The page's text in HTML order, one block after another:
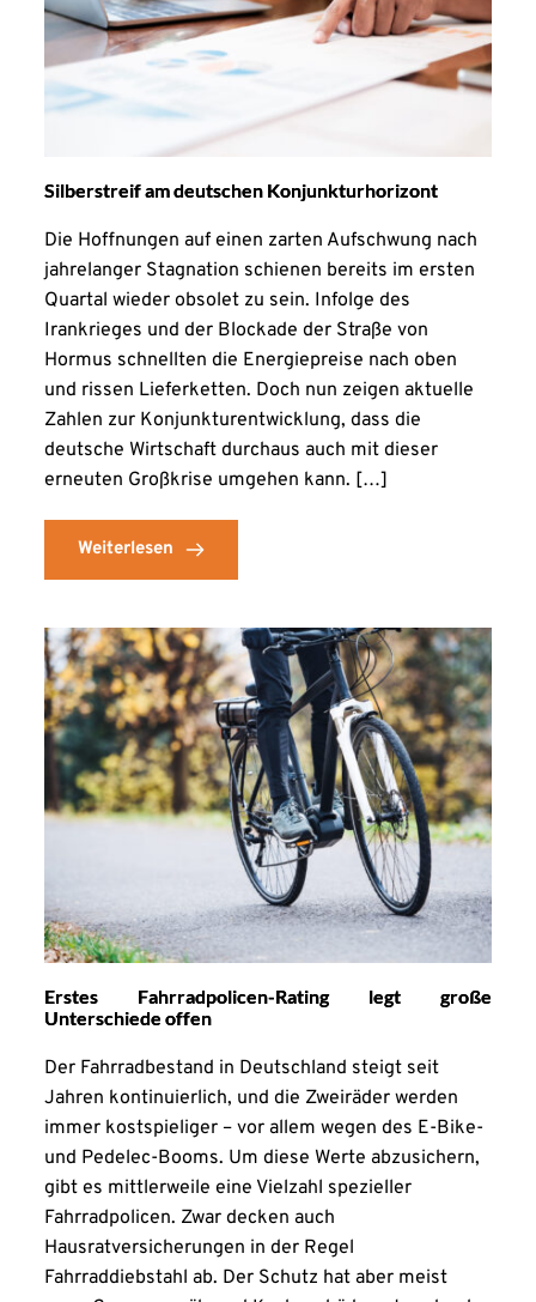
Silberstreif am deutschen Konjunkturhorizont
Die Hoffnungen auf einen zarten Aufschwung nach
jahrelanger Stagnation schienen bereits im ersten
Quartal wieder obsolet zu sein. Infolge des
Irankrieges und der Blockade der Straße von
Hormus schnellten die Energiepreise nach oben
und rissen Lieferketten. Doch nun zeigen aktuelle
Zahlen zur Konjunkturentwicklung, dass die
deutsche Wirtschaft durchaus auch mit dieser
erneuten Großkrise umgehen kann. […]
Weiterlesen
Erstes Fahrradpolicen-Rating legt große
Unterschiede offen
Der Fahrradbestand in Deutschland steigt seit
Jahren kontinuierlich, und die Zweiräder werden
immer kostspieliger – vor allem wegen des E-Bike-
und Pedelec-Booms. Um diese Werte abzusichern,
gibt es mittlerweile eine Vielzahl spezieller
Fahrradpolicen. Zwar decken auch
Hausratversicherungen in der Regel
Fahrraddiebstahl ab. Der Schutz hat aber meist